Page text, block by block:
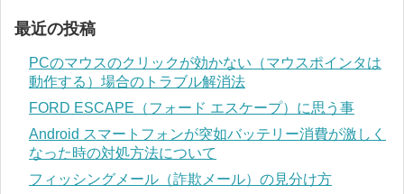
最近の投稿
PCのマウスのクリックが効かない（マウスポインタは
動作する）場合のトラブル解消法
FORD ESCAPE（フォード エスケープ）に思う事
Android スマートフォンが突如バッテリー消費が激しく
なった時の対処方法について
フィッシングメール（詐欺メール）の見分け方